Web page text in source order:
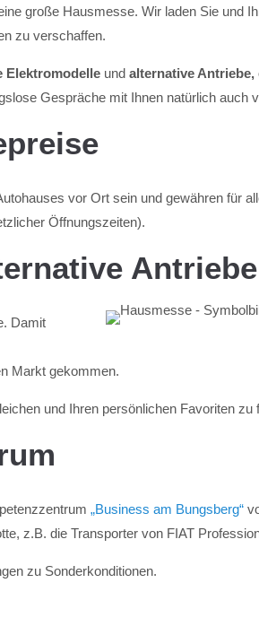
große Hausmesse. Wir laden Sie und
zu verschaffen.
Elektromodelle und alternative Antriebe,
Gespräche mit Ihnen natürlich auch
vor Ort sein und gewähren für
Öffnungszeiten).
Antriebe
Damit
Markt gekommen.
und Ihren persönlichen Favoriten zu
„Business am Bungsberg“
z.B. die Transporter von FIAT
zu Sonderkonditionen.